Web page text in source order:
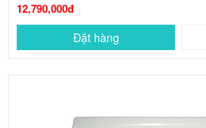
12,790,000đ
Đặt hàng